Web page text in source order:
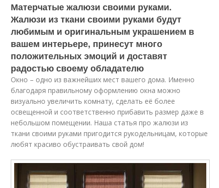
Матерчатые жалюзи своими руками.
Жалюзи из ткани своими руками будут
любимым и оригинальным украшением в
вашем интерьере, принесут много
положительных эмоций и доставят
радостью своему обладателю
Окно – одно из важнейших мест вашего дома. Именно
благодаря правильному оформлению окна можно
визуально увеличить комнату, сделать её более
освещенной и соответственно прибавить размер даже в
небольшом помещении. Наша статья про жалюзи из
ткани своими руками пригодится рукодельницам, которые
любят красиво обустраивать свой дом!